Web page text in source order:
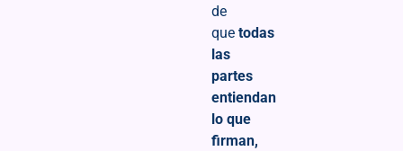
de
que todas
las
partes
entiendan
lo que
firman,